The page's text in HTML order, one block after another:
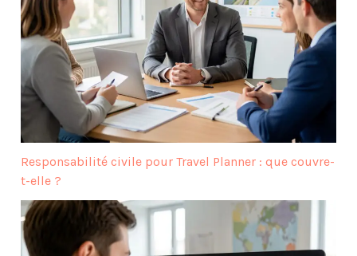
Responsabilité civile pour Travel Planner : que couvre-
t-elle ?